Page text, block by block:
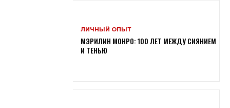
ЛИЧНЫЙ ОПЫТ
МЭРИЛИН МОНРО: 100 ЛЕТ МЕЖДУ СИЯНИЕМ
И ТЕНЬЮ